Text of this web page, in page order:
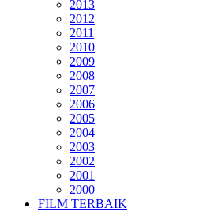
2013
2012
2011
2010
2009
2008
2007
2006
2005
2004
2003
2002
2001
2000
FILM TERBAIK